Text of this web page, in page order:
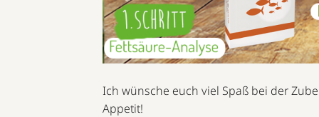
Ich wünsche euch viel Spaß bei der
Appetit!